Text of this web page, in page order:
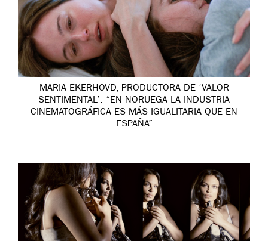
MARIA EKERHOVD, PRODUCTORA DE ‘VALOR
SENTIMENTAL’: “EN NORUEGA LA INDUSTRIA
CINEMATOGRÁFICA ES MÁS IGUALITARIA QUE EN
ESPAÑA”